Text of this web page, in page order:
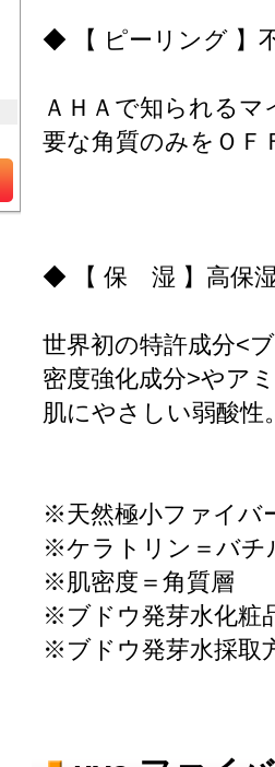
◆ 【 ピーリング 】
ＡＨＡで知られる
要な角質のみをＯＦ
◆ 【 保 湿 】高保
世界初の特許成分<
密度強化成分>やア
肌にやさしい弱酸性
※天然極小ファイバ
※ケラトリン＝バチ
※肌密度＝角質層
※ブドウ発芽水化粧
※ブドウ発芽水採取